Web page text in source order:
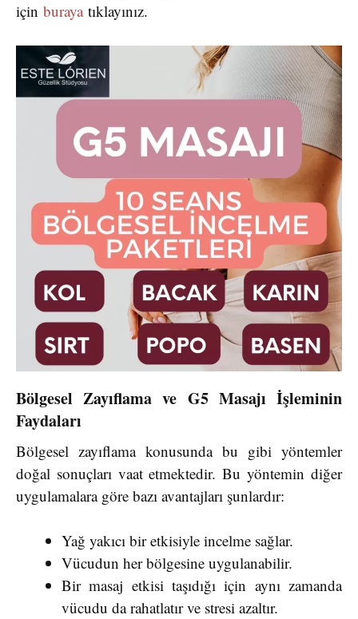
için burayatıklayınız.
Bölgesel Zayıflama ve G5 Masajı İşleminin
Faydaları
Bölgesel zayıflama konusunda bu gibi yöntemler
doğal sonuçları vaat etmektedir. Bu yöntemin diğer
uygulamalara göre bazı avantajları şunlardır:
Yağ yakıcı bir etkisiyle incelme sağlar.
Vücudun her bölgesine uygulanabilir.
Bir masaj etkisi taşıdığı için aynı zamanda
vücudu da rahatlatır ve stresi azaltır.